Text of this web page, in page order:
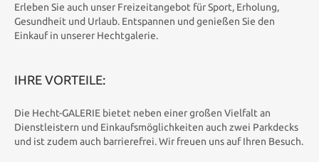
Erleben Sie auch unser Freizeitangebot für Sport, Erholung,
Gesundheit und Urlaub. Entspannen und genießen Sie den
Einkauf in unserer Hechtgalerie.
IHRE VORTEILE:
Die Hecht-GALERIE bietet neben einer großen Vielfalt an
Dienstleistern und Einkaufsmöglichkeiten auch zwei Parkdecks
und ist zudem auch barrierefrei. Wir freuen uns auf Ihren Besuch.